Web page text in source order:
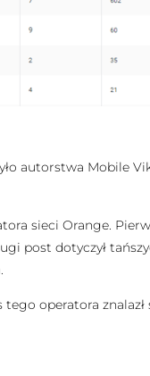
autorstwa Mobile
sieci Orange.
post dotyczył
operatora